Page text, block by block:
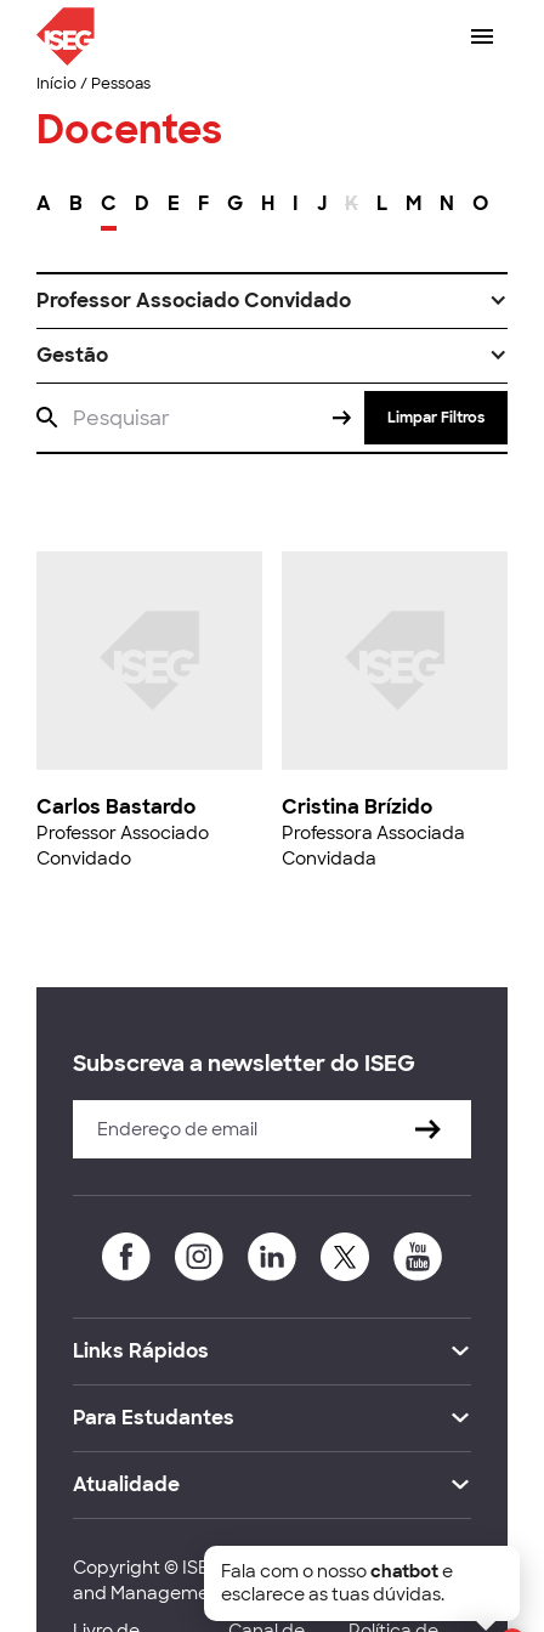
Início/ Pessoas
Docentes
A B C D E F G H I J K L M N O
Professor Associado Convidado
Gestão
Limpar Filtros
Carlos Bastardo
Professor Associado
Convidado
Cristina Brízido
Professora Associada
Convidada
Subscreva a newsletter do ISEG
Links Rápidos
Para Estudantes
Atualidade
Copyright © ISEG Lisbon School of Economics
and Management 2026
Fala com o nossochatbote
esclarece as tuas dúvidas.